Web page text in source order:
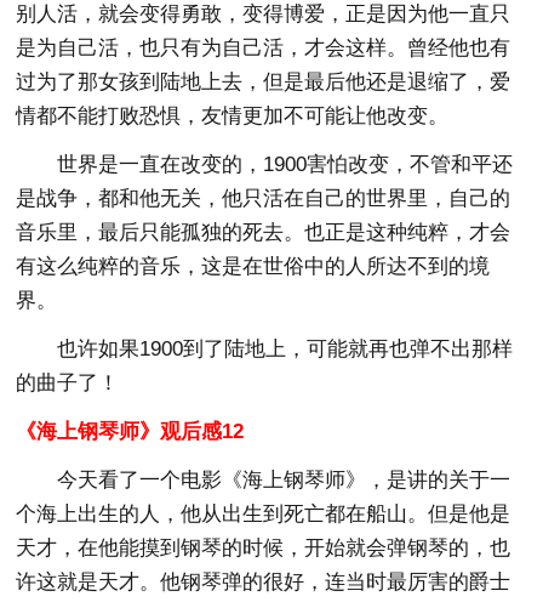
别人活，就会变得勇敢，变得博爱，正是因为他一直只
是为自己活，也只有为自己活，才会这样。曾经他也有
过为了那女孩到陆地上去，但是最后他还是退缩了，爱
情都不能打败恐惧，友情更加不可能让他改变。
世界是一直在改变的，1900害怕改变，不管和平还
是战争，都和他无关，他只活在自己的世界里，自己的
音乐里，最后只能孤独的死去。也正是这种纯粹，才会
有这么纯粹的音乐，这是在世俗中的人所达不到的境
界。
也许如果1900到了陆地上，可能就再也弹不出那样
的曲子了！
《海上钢琴师》观后感12
今天看了一个电影《海上钢琴师》，是讲的关于一
个海上出生的人，他从出生到死亡都在船山。但是他是
天才，在他能摸到钢琴的时候，开始就会弹钢琴的，也
许这就是天才。他钢琴弹的很好，连当时最厉害的爵士